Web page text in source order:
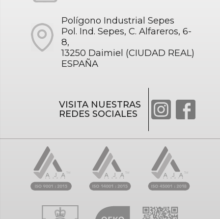
Polígono Industrial Sepes
Pol. Ind. Sepes, C. Alfareros, 6-
8,
13250 Daimiel (CIUDAD REAL)
ESPAÑA
VISITA NUESTRAS
REDES SOCIALES